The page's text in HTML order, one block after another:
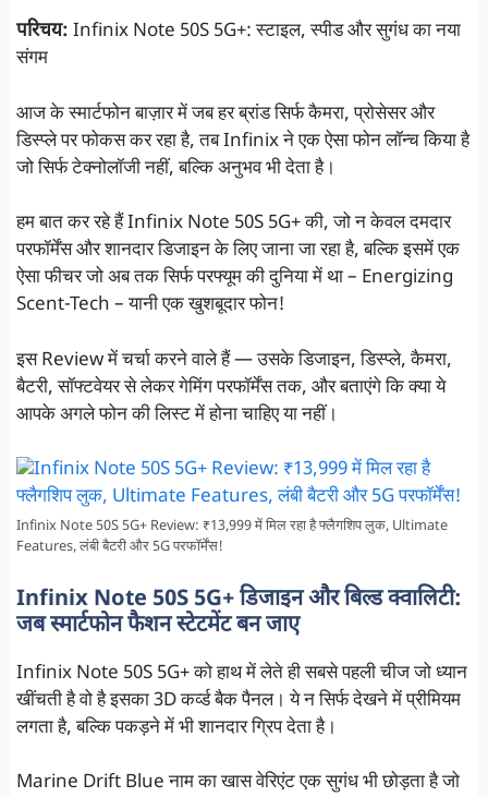
परिचय: Infinix Note 50S 5G+: स्टाइल, स्पीड और सुगंध का नया
संगम
आज के स्मार्टफोन बाज़ार में जब हर ब्रांड सिर्फ कैमरा, प्रोसेसर और
डिस्प्ले पर फोकस कर रहा है, तब Infinix ने एक ऐसा फोन लॉन्च किया है
जो सिर्फ टेक्नोलॉजी नहीं, बल्कि अनुभव भी देता है।
हम बात कर रहे हैं Infinix Note 50S 5G+ की, जो न केवल दमदार
परफॉर्मेंस और शानदार डिजाइन के लिए जाना जा रहा है, बल्कि इसमें एक
ऐसा फीचर जो अब तक सिर्फ परफ्यूम की दुनिया में था – Energizing
Scent-Tech – यानी एक खुशबूदार फोन!
इस Review में चर्चा करने वाले हैं — उसके डिजाइन, डिस्प्ले, कैमरा,
बैटरी, सॉफ्टवेयर से लेकर गेमिंग परफॉर्मेंस तक, और बताएंगे कि क्या ये
आपके अगले फोन की लिस्ट में होना चाहिए या नहीं।
Infinix Note 50S 5G+ Review: ₹13,999 में मिल रहा है फ्लैगशिप लुक, Ultimate
Features, लंबी बैटरी और 5G परफॉर्मेंस!
Infinix Note 50S 5G+ डिजाइन और बिल्ड क्वालिटी:
जब स्मार्टफोन फैशन स्टेटमेंट बन जाए
Infinix Note 50S 5G+ को हाथ में लेते ही सबसे पहली चीज जो ध्यान
खींचती है वो है इसका 3D कर्व्ड बैक पैनल। ये न सिर्फ देखने में प्रीमियम
लगता है, बल्कि पकड़ने में भी शानदार ग्रिप देता है।
Marine Drift Blue नाम का खास वेरिएंट एक सुगंध भी छोड़ता है जो